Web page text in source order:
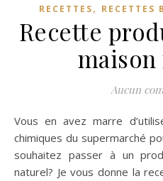
RECETTES, RECETTES
Recette
Aucun
Vous en avez marre d’utiliser des produits nettoyants
chimiques du supermarché
souhaitez passer à un
naturel? Je vous donne la